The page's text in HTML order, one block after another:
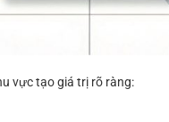
vực tạo giá trị rõ ràng: